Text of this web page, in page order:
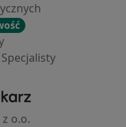
- Strona główna
o.o.